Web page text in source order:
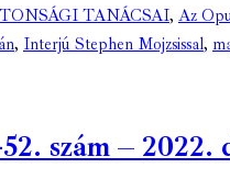
TANÁCSAI, Az
, Interjú Stephen Mojzsissal,
szám – 2022.